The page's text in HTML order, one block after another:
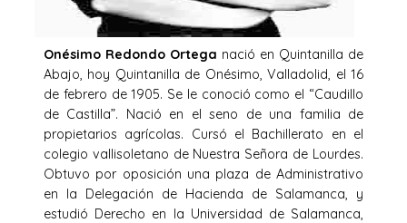
Onésimo Redondo Ortega nació en Quintanilla de
Abajo, hoy Quintanilla de Onésimo, Valladolid, el 16
de febrero de 1905. Se le conoció como el “Caudillo
de Castilla”. Nació en el seno de una familia de
propietarios agrícolas. Cursó el Bachillerato en el
colegio vallisoletano de Nuestra Señora de Lourdes.
Obtuvo por oposición una plaza de Administrativo
en la Delegación de Hacienda de Salamanca, y
estudió Derecho en la Universidad de Salamanca,